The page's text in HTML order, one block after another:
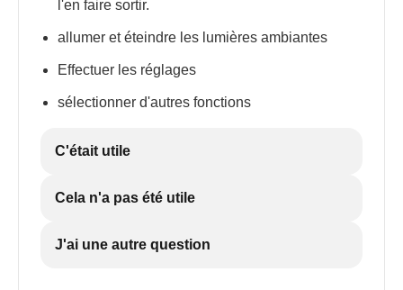
l'en faire sortir.
allumer et éteindre les lumières ambiantes
Effectuer les réglages
sélectionner d'autres fonctions
C'était utile
Cela n'a pas été utile
J'ai une autre question